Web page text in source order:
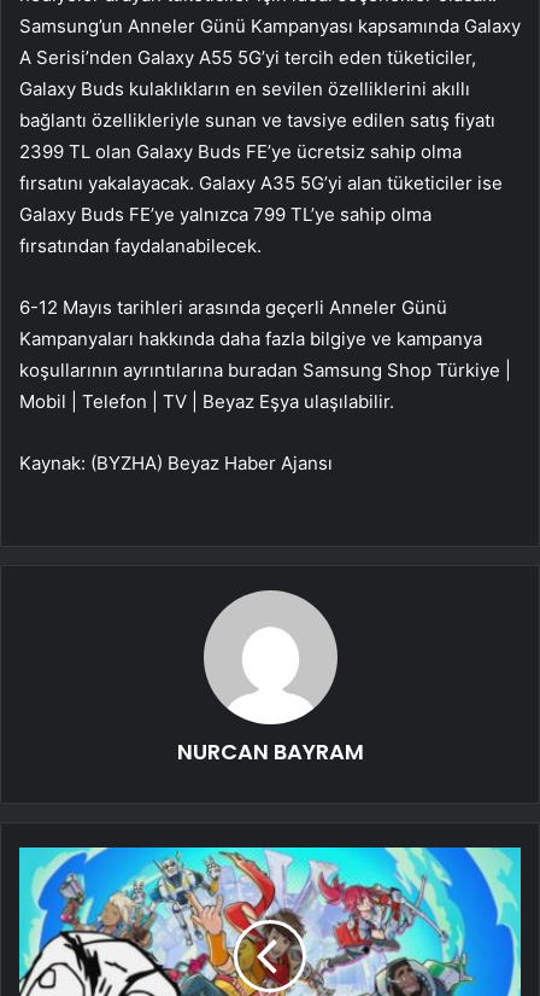
Samsung’un Anneler Günü Kampanyası kapsamında Galaxy
A Serisi’nden Galaxy A55 5G’yi tercih eden tüketiciler,
Galaxy Buds kulaklıkların en sevilen özelliklerini akıllı
bağlantı özellikleriyle sunan ve tavsiye edilen satış fiyatı
2399 TL olan Galaxy Buds FE’ye ücretsiz sahip olma
fırsatını yakalayacak. Galaxy A35 5G’yi alan tüketiciler ise
Galaxy Buds FE’ye yalnızca 799 TL’ye sahip olma
fırsatından faydalanabilecek.
6-12 Mayıs tarihleri arasında geçerli Anneler Günü
Kampanyaları hakkında daha fazla bilgiye ve kampanya
koşullarının ayrıntılarına buradan Samsung Shop Türkiye |
Mobil | Telefon | TV | Beyaz Eşya ulaşılabilir.
Kaynak: (BYZHA) Beyaz Haber Ajansı
NURCAN BAYRAM